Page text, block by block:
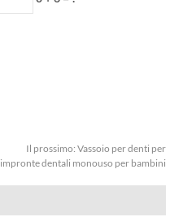
Il prossimo: Vassoio per denti per
impronte dentali monouso per bambini